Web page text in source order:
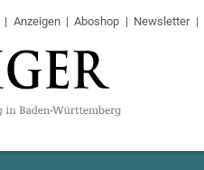
Anzeigen Aboshop Newsletter